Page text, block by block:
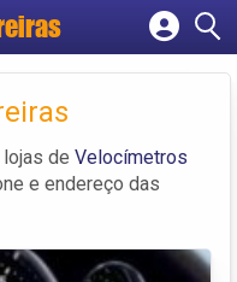
empresa
de Velocímetros
e endereço das